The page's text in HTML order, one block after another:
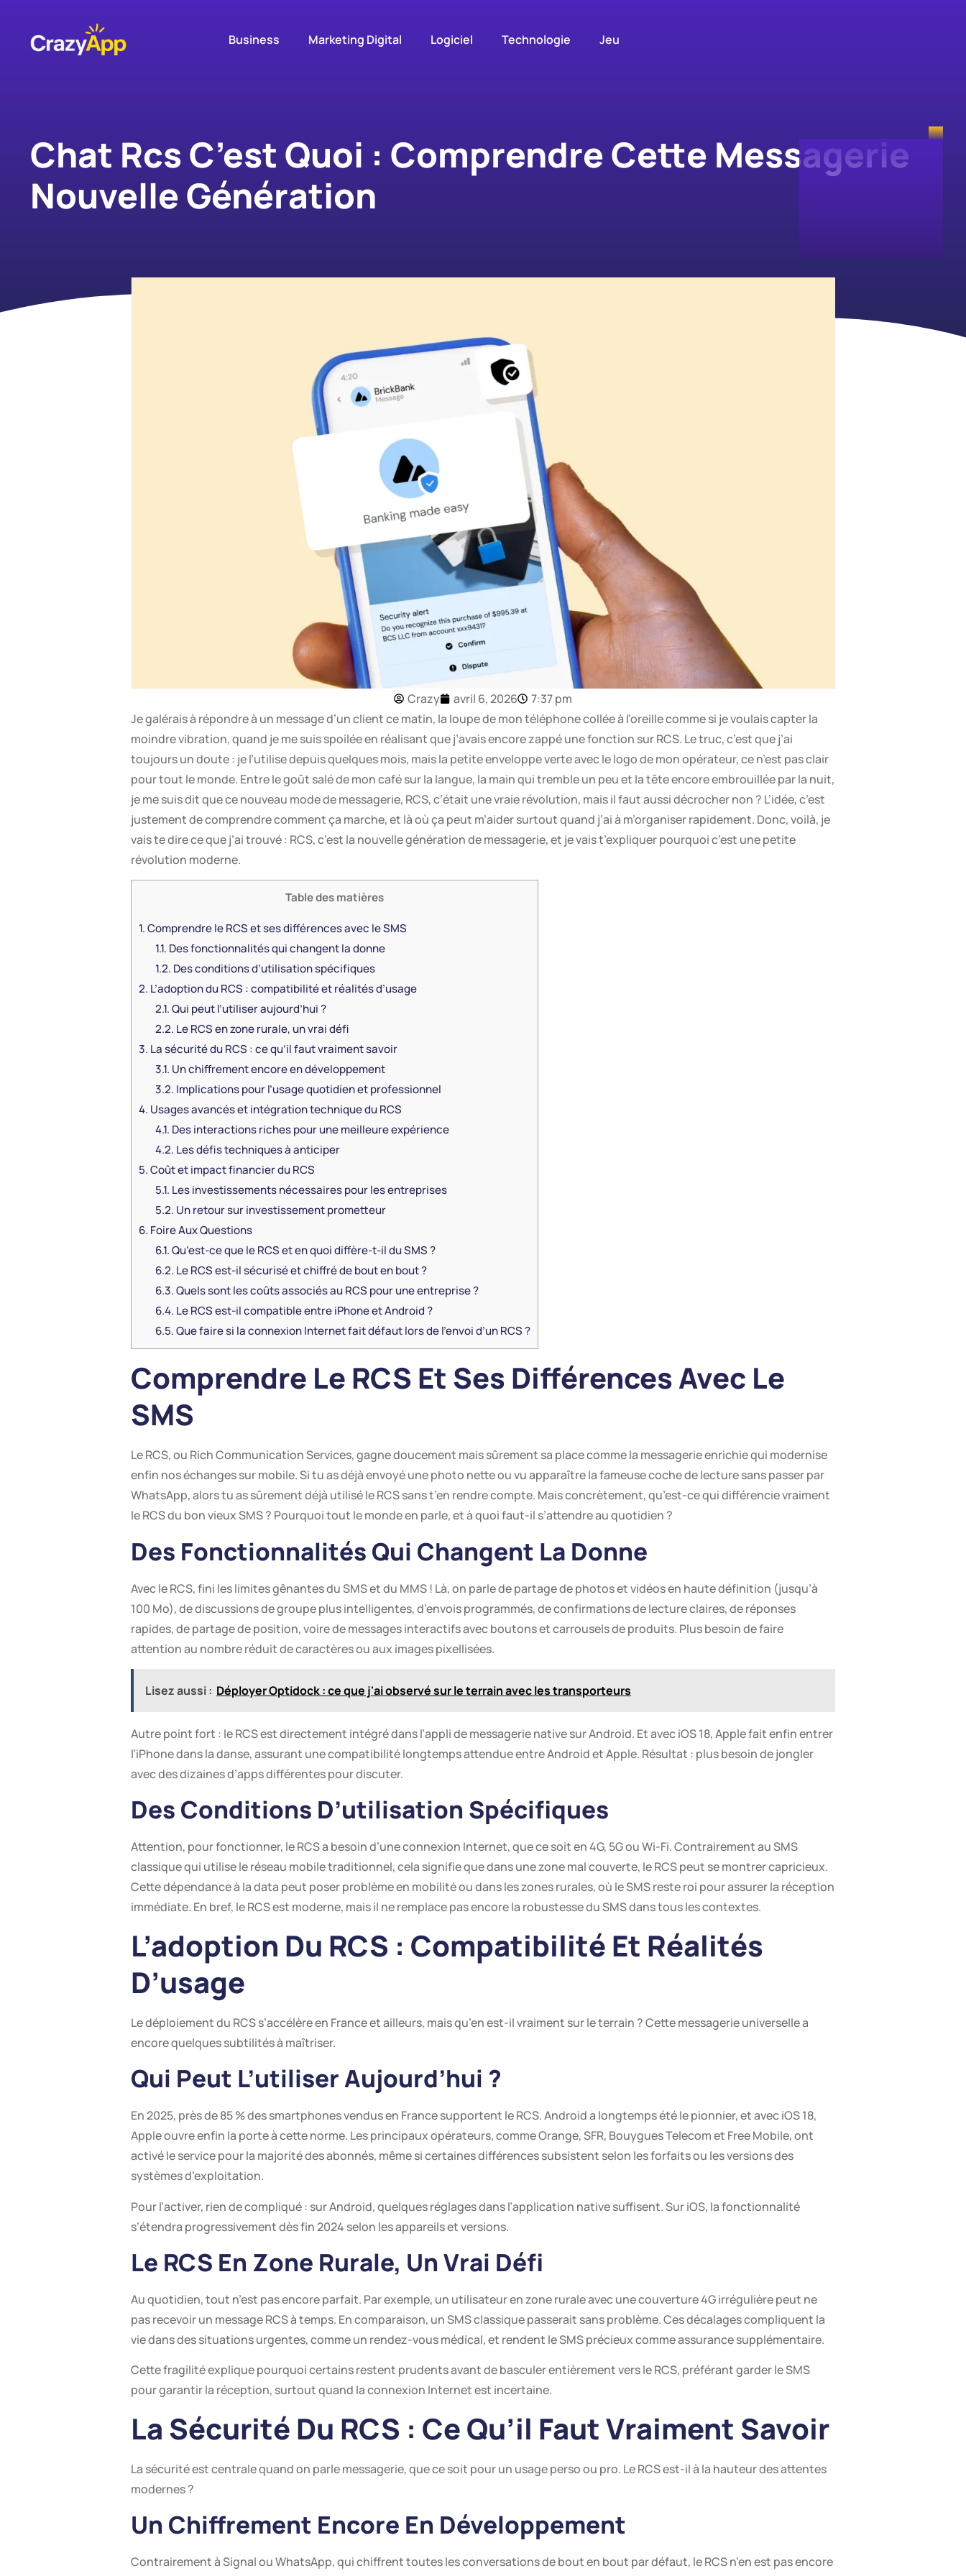
Business Marketing Digital Logiciel Technologie Jeu
Chat Rcs C’est Quoi : Comprendre Cette Messagerie
Nouvelle Génération
Crazy avril 6, 2026
7:37 pm
Je galérais à répondre à un message d’un client ce matin, la loupe de mon téléphone collée à l’oreille comme si je voulais capter la
moindre vibration, quand je me suis spoilée en réalisant que j’avais encore zappé une fonction sur RCS. Le truc, c’est que j’ai
toujours un doute : je l’utilise depuis quelques mois, mais la petite enveloppe verte avec le logo de mon opérateur, ce n’est pas clair
pour tout le monde. Entre le goût salé de mon café sur la langue, la main qui tremble un peu et la tête encore embrouillée par la nuit,
je me suis dit que ce nouveau mode de messagerie, RCS, c’était une vraie révolution, mais il faut aussi décrocher non ? L’idée, c’est
justement de comprendre comment ça marche, et là où ça peut m’aider surtout quand j’ai à m’organiser rapidement. Donc, voilà, je
vais te dire ce que j’ai trouvé : RCS, c’est la nouvelle génération de messagerie, et je vais t’expliquer pourquoi c’est une petite
révolution moderne.
Table des matières
1.Comprendre le RCS et ses différences avec le SMS
1.1. Des fonctionnalités qui changent la donne
1.2. Des conditions d’utilisation spécifiques
2. L’adoption du RCS : compatibilité et réalités d’usage
2.1.Qui peut l’utiliser aujourd’hui ?
2.2. Le RCS en zone rurale, un vrai défi
3. La sécurité du RCS : ce qu’il faut vraiment savoir
3.1. Un chiffrement encore en développement
3.2. Implications pour l’usage quotidien et professionnel
4. Usages avancés et intégration technique du RCS
4.1. Des interactions riches pour une meilleure expérience
4.2. Les défis techniques à anticiper
5.Coût et impact financier du RCS
5.1. Les investissements nécessaires pour les entreprises
5.2. Un retour sur investissement prometteur
6. Foire Aux Questions
6.1.Qu’est-ce que le RCS et en quoi diffère-t-il du SMS ?
6.2. Le RCS est-il sécurisé et chiffré de bout en bout ?
6.3.Quels sont les coûts associés au RCS pour une entreprise ?
6.4. Le RCS est-il compatible entre iPhone et Android ?
6.5.Que faire si la connexion Internet fait défaut lors de l’envoi d’un RCS ?
Comprendre Le RCS Et Ses Différences Avec Le
SMS
Le RCS, ou Rich Communication Services, gagne doucement mais sûrement sa place comme la messagerie enrichie qui modernise
enfin nos échanges sur mobile. Si tu as déjà envoyé une photo nette ou vu apparaître la fameuse coche de lecture sans passer par
WhatsApp, alors tu as sûrement déjà utilisé le RCS sans t’en rendre compte. Mais concrètement, qu’est-ce qui différencie vraiment
le RCS du bon vieux SMS ? Pourquoi tout le monde en parle, et à quoi faut-il s’attendre au quotidien ?
Des Fonctionnalités Qui Changent La Donne
Avec le RCS, fini les limites gênantes du SMS et du MMS ! Là, on parle de partage de photos et vidéos en haute définition (jusqu’à
100 Mo), de discussions de groupe plus intelligentes, d’envois programmés, de confirmations de lecture claires, de réponses
rapides, de partage de position, voire de messages interactifs avec boutons et carrousels de produits. Plus besoin de faire
attention au nombre réduit de caractères ou aux images pixellisées.
Lisez aussi : Déployer Optidock : ce que j'ai observé sur le terrain avec les transporteurs
Autre point fort : le RCS est directement intégré dans l’appli de messagerie native sur Android. Et avec iOS 18, Apple fait enfin entrer
l’iPhone dans la danse, assurant une compatibilité longtemps attendue entre Android et Apple. Résultat : plus besoin de jongler
avec des dizaines d’apps différentes pour discuter.
Des Conditions D’utilisation Spécifiques
Attention, pour fonctionner, le RCS a besoin d’une connexion Internet, que ce soit en 4G, 5G ou Wi-Fi. Contrairement au SMS
classique qui utilise le réseau mobile traditionnel, cela signifie que dans une zone mal couverte, le RCS peut se montrer capricieux.
Cette dépendance à la data peut poser problème en mobilité ou dans les zones rurales, où le SMS reste roi pour assurer la réception
immédiate. En bref, le RCS est moderne, mais il ne remplace pas encore la robustesse du SMS dans tous les contextes.
L’adoption Du RCS : Compatibilité Et Réalités
D’usage
Le déploiement du RCS s’accélère en France et ailleurs, mais qu’en est-il vraiment sur le terrain ? Cette messagerie universelle a
encore quelques subtilités à maîtriser.
Qui Peut L’utiliser Aujourd’hui ?
En 2025, près de 85 % des smartphones vendus en France supportent le RCS. Android a longtemps été le pionnier, et avec iOS 18,
Apple ouvre enfin la porte à cette norme. Les principaux opérateurs, comme Orange, SFR, Bouygues Telecom et Free Mobile, ont
activé le service pour la majorité des abonnés, même si certaines différences subsistent selon les forfaits ou les versions des
systèmes d’exploitation.
Pour l’activer, rien de compliqué : sur Android, quelques réglages dans l’application native suffisent. Sur iOS, la fonctionnalité
s’étendra progressivement dès fin 2024 selon les appareils et versions.
Le RCS En Zone Rurale, Un Vrai Défi
Au quotidien, tout n’est pas encore parfait. Par exemple, un utilisateur en zone rurale avec une couverture 4G irrégulière peut ne
pas recevoir un message RCS à temps. En comparaison, un SMS classique passerait sans problème. Ces décalages compliquent la
vie dans des situations urgentes, comme un rendez-vous médical, et rendent le SMS précieux comme assurance supplémentaire.
Cette fragilité explique pourquoi certains restent prudents avant de basculer entièrement vers le RCS, préférant garder le SMS
pour garantir la réception, surtout quand la connexion Internet est incertaine.
La Sécurité Du RCS : Ce Qu’il Faut Vraiment Savoir
La sécurité est centrale quand on parle messagerie, que ce soit pour un usage perso ou pro. Le RCS est-il à la hauteur des attentes
modernes ?
Un Chiffrement Encore En Développement
Contrairement à Signal ou WhatsApp, qui chiffrent toutes les conversations de bout en bout par défaut, le RCS n’en est pas encore